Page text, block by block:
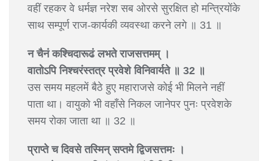
वहीं रहकर वे धर्मज्ञ नरेश सब ओरसे सुरक्षित हो मन्त्रियोंके
साथ सम्पूर्ण राज-कार्यकी व्यवस्था करने लगे ॥ 31 ॥
न चैनं कश्चिदारूढं लभते राजसत्तमम् ।
वातोऽपि निश्चरंस्तत्र प्रवेशे विनिवार्यते ॥ 32 ॥
उस समय महलमें बैठे हुए महाराजसे कोई भी मिलने नहीं
पाता था। वायुको भी वहाँसे निकल जानेपर पुनः प्रवेशके
समय रोका जाता था ॥ 32 ॥
प्राप्ते च दिवसे तस्मिन् सप्तमे द्विजसत्तमः ।